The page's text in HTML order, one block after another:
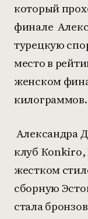
который
финале
турецкую
место в
женском
килограммов.
Александра
клуб Кonkiro,
жестком
сборную
стала